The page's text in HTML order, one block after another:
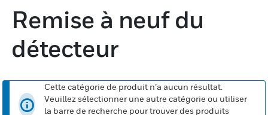
Remise à neuf du
détecteur
Cette catégorie de produit n’a aucun résultat.
Veuillez sélectionner une autre catégorie ou utiliser
la barre de recherche pour trouver des produits